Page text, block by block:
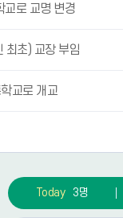
교로 교명 변경
최초) 교장 부임
교로 개교
Today 3명